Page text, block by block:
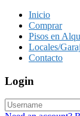
Inicio
Comprar
Pisos en
Locales/
Contacto
Login